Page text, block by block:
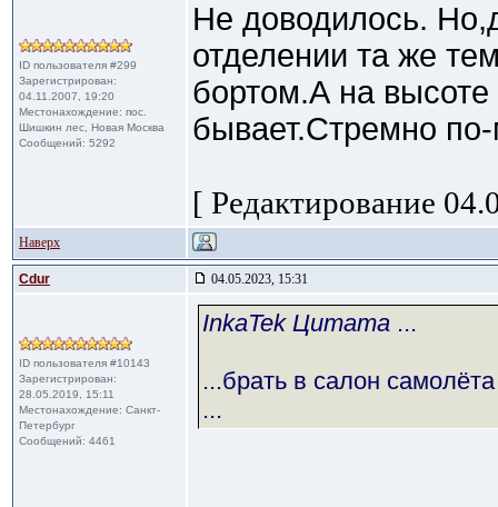
ID пользователя #299
Зарегистрирован:
04.11.2007, 19:20
Местонахождение: пос.
Шишкин лес, Новая Москва
Сообщений: 5292
Не доводилось.
отделении та же
бортом.А на
бывает.Стремно
[ Редактирование
Наверх
Cdur 04.05.2023, 15:31
ID пользователя #10143
Зарегистрирован:
28.05.2019, 15:11
Местонахождение: Санкт-
Петербург
Сообщений: 4461
InkaTek Цитата ...
...брать в салон
...